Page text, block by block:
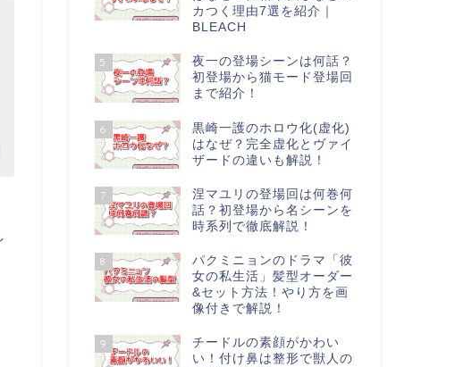
カつく理由7選を紹介｜
BLEACH
5
夜一の登場シーンは何話？
初登場から猫モード登場回
まで紹介！
6
黒崎一護のホロウ化(虚化)
はなぜ？完全虚化とヴァイ
ザードの違いも解説！
7
涅マユリの登場回は何巻何
話？初登場から名シーンを
時系列で徹底解説！
8
パクミニョンのドラマ「彼
女の私生活」髪型オーダー
&セット方法！やり方を画
像付きで解説！
9
チードルの素顔がかわい
い！付け鼻は整形で獣人の